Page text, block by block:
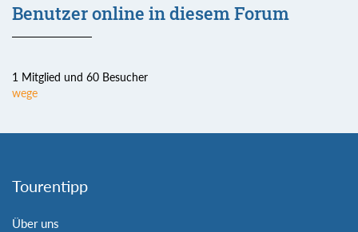
Benutzer online in diesem Forum
1 Mitglied und 60 Besucher
wege
Tourentipp
Über uns